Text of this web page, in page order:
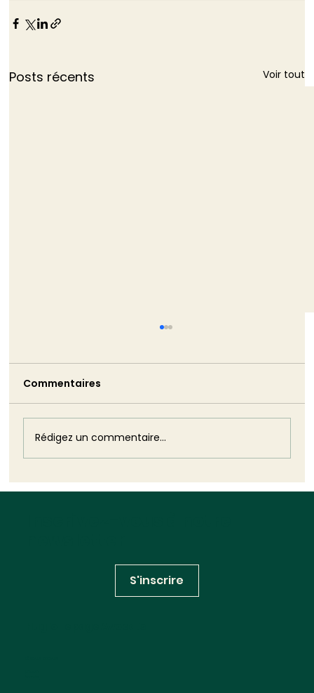
Posts récents Voir tout
l’aurait été son silence
Monique Barbut a annoncé sa démission.
Puis elle est restée. Cette volte-face est
plus dommageable que n'aurait pu l'être
son silence : elle révèle, dans toute sa
brutalité, l'impuissance structurelle
Commentaires
Rédigez un commentaire...
S'inscrire